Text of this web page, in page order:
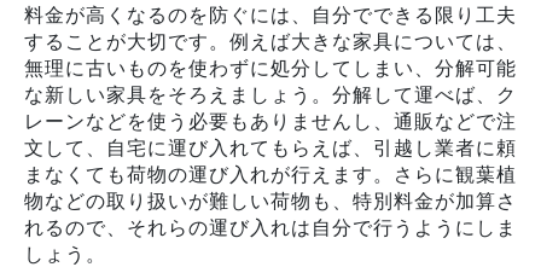
料金が高くなるのを防ぐには、自分でできる限り工夫
することが大切です。例えば大きな家具については、
無理に古いものを使わずに処分してしまい、分解可能
な新しい家具をそろえましょう。分解して運べば、ク
レーンなどを使う必要もありませんし、通販などで注
文して、自宅に運び入れてもらえば、引越し業者に頼
まなくても荷物の運び入れが行えます。さらに観葉植
物などの取り扱いが難しい荷物も、特別料金が加算さ
れるので、それらの運び入れは自分で行うようにしま
しょう。